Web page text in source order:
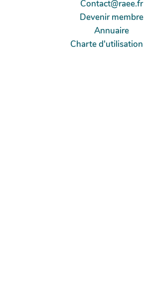
Contact@raee.fr
Devenir membre
Annuaire
Charte d'utilisation